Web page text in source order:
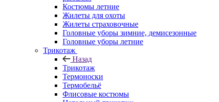
Костюмы летние
Жилеты для охоты
Жилеты страховочные
Головные уборы зимние, демисезонные
Головные уборы летние
Трикотаж
Назад
Трикотаж
Термоноски
Термобельё
Флисовые костюмы